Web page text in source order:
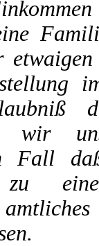
wir
Fall
zu